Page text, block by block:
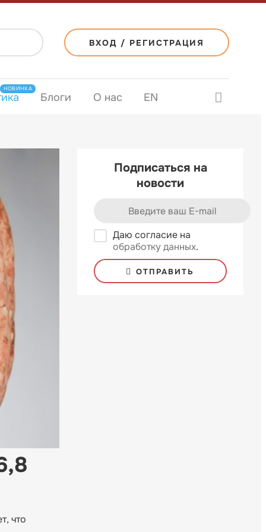
ВХОД / РЕГИСТРАЦИЯ
НОВИНКА
Блоги О нас EN
что
Подписаться на
новости
Даю согласие на
обработку данных.
ОТПРАВИТЬ